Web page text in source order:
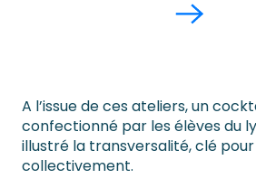
A l’issue de ces ateliers, un
confectionné par les élèves du
illustré la transversalité, clé
collectivement.